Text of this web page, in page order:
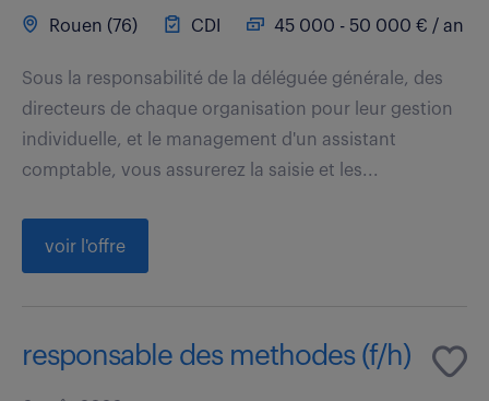
Rouen (76) CDI 45 000 - 50 000 € / an
Sous la responsabilité de la déléguée générale, des
directeurs de chaque organisation pour leur gestion
individuelle, et le management d'un assistant
comptable, vous assurerez la saisie et les...
voir l'offre
responsable des methodes (f/h)